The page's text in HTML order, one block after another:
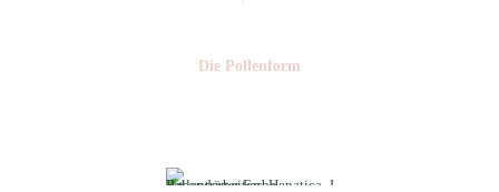
Die Pollen­form